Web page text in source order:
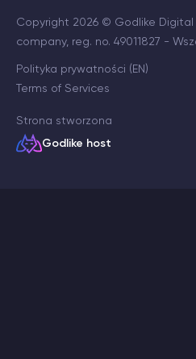
Copyright 2026 © Godlike Digital
company, reg. no. 49011827 -
Polityka prywatności (EN)
Terms of Services
Strona stworzona
Godlike host